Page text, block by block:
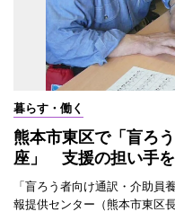
暮らす・働く
熊本市東区で「盲ろ
座」 支援の担い手
「盲ろう者向け通訳・介助員
報提供センター（熊本市東区